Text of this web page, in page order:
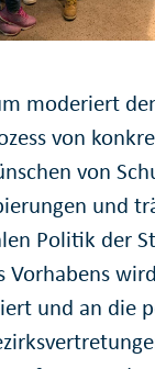
moderiert
von
von
und
Politik der
Vorhabens
und an die